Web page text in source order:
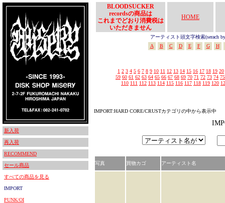
新入荷
再入荷
RECOMMEND
セール商品
すべての商品を見る
IMPORT
PUNK/OI
BLOODSUCKER
recordsの商品は
これまでどおり消費税は
いただきません
HOME
アーティスト頭文字検索(serach
A
B C D E F G H
1 2 3 4 5 6 7 8 9 10 11 12 13 14 15 16 17 18 19 20
59 60 61 62 63 64 65 66 67 68 69 70 71 72 73 74 75
110 111 112 113 114 115 116 117 118 119 120
IMPORT:HARD CORE/CRUSTカテゴリの中から表示中
写真 買物カゴ アーティスト名